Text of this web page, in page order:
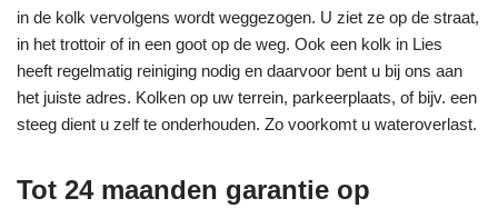
in de kolk vervolgens wordt weggezogen. U ziet ze op de straat,
in het trottoir of in een goot op de weg. Ook een kolk in Lies
heeft regelmatig reiniging nodig en daarvoor bent u bij ons aan
het juiste adres. Kolken op uw terrein, parkeerplaats, of bijv. een
steeg dient u zelf te onderhouden. Zo voorkomt u wateroverlast.
Tot 24 maanden garantie op